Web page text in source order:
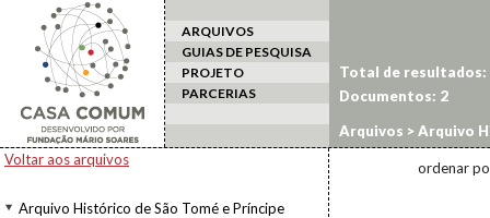
ARQUIVOS
GUIAS DE PESQUISA
PROJETO
PARCERIAS
Voltar aos arquivos
Arquivo Histórico de São Tomé e Príncipe
Total de resultados:
Documentos: 2
Arquivos >Arquivo
>Fotografias>03.
ordenar